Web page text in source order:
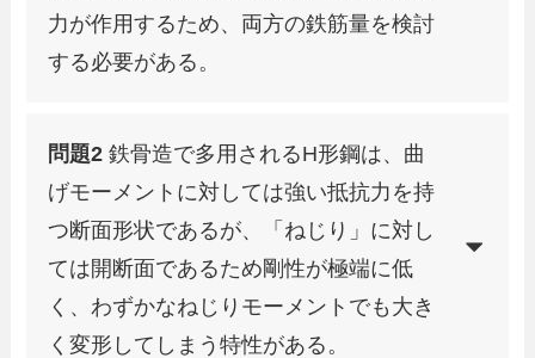
力が作用するため、両方の鉄筋量を検討
する必要がある。
問題2 鉄骨造で多用されるH形鋼は、曲
げモーメントに対しては強い抵抗力を持
つ断面形状であるが、「ねじり」に対し
ては開断面であるため剛性が極端に低
く、わずかなねじりモーメントでも大き
く変形してしまう特性がある。